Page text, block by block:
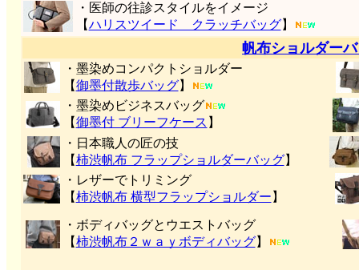
・医師の往診スタイルをイメージ
【ハリスツイード クラッチバッグ】
帆布ショルダー
・墨染めコンパクトショルダー
【御墨付散歩バッグ】
・墨染めビジネスバッグ
【御墨付 ブリーフケース 】
・日本職人の匠の技
【柿渋帆布 フラップショルダーバッグ】
・レザーでトリミング
【柿渋帆布 横型フラップショルダー 】
・ボディバッグとウエストバッグ
【柿渋帆布２ｗａｙボディバッグ】